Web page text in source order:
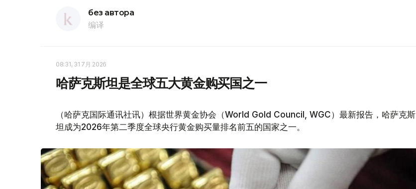
без автора
编译
08:31, 31 7月 2026
哈萨克斯坦是全球五大黄金购买国之一
（哈萨克国际通讯社讯）根据世界黄金协会（World Gold Council, WGC）最新报告，哈萨克斯
坦成为2026年第二季度全球央行黄金购买量排名前五的国家之一。